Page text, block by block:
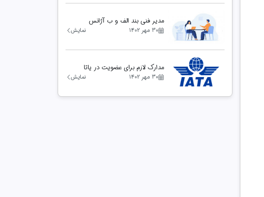
مدیر فنی بند الف و ب آژانس
مسافرتی
۳۰ مهر ۱۴۰۲ نمایش
مدارک لازم برای عضویت در یاتا
۳۰ مهر ۱۴۰۲ نمایش